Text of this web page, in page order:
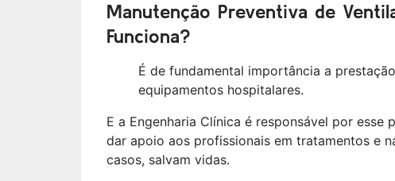
Manutenção Preventiva de
Funciona?
É de fundamental importância a
equipamentos hospitalares.
E a Engenharia Clínica é responsável por
dar apoio aos profissionais em tratamentos e
casos, salvam vidas.